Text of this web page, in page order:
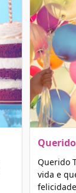
Querido
vida e